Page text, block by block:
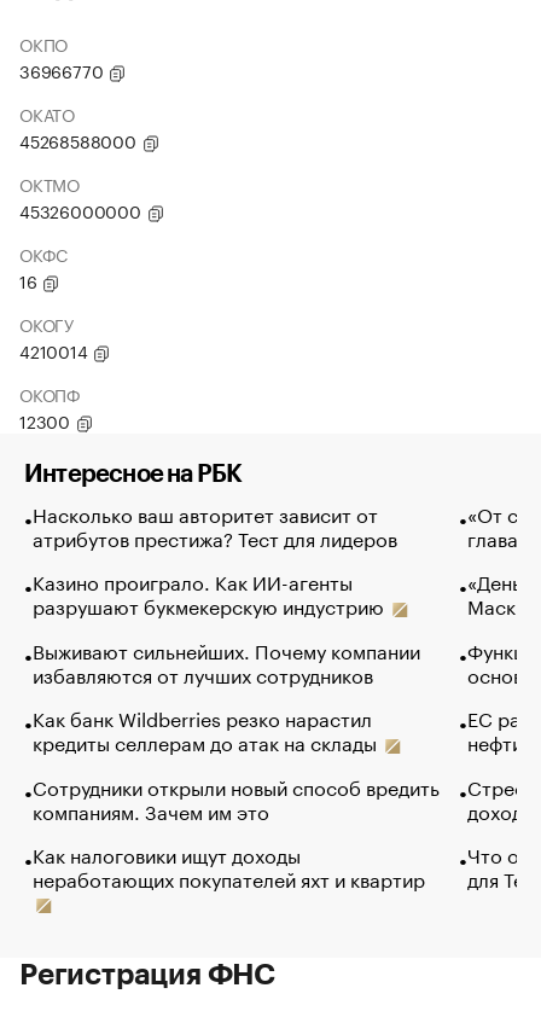
ОКПО
36966770
ОКАТО
45268588000
ОКТМО
45326000000
ОКФС
16
ОКОГУ
4210014
ОКОПФ
12300
Интересное на РБК
Насколько ваш авторитет зависит от
атрибутов престижа? Тест для лидеров
Казино проиграло. Как ИИ-агенты
разрушают букмекерскую индустрию
Выживают сильнейших. Почему компании
избавляются от лучших сотрудников
Как банк Wildberries резко нарастил
кредиты селлерам до атак на склады
Сотрудники открыли новый способ вредить
компаниям. Зачем им это
Как налоговики ищут доходы
неработающих покупателей яхт и квартир
«От
глава
Маск в
основ
ЕС
нефти
Что
для
Регистрация ФНС